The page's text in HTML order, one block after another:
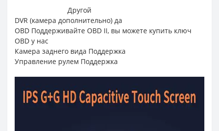
Другой
DVR (камера дополнительно) да
OBD Поддерживайте OBD II, вы можете купить ключ
OBD у нас
Камера заднего вида Поддержка
Управление рулем Поддержка